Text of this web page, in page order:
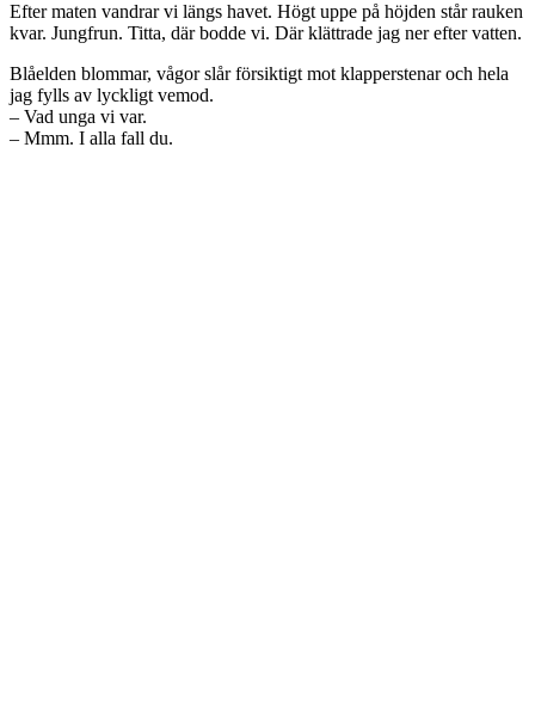
Efter maten vandrar vi längs havet. Högt uppe på höjden står rauken
kvar. Jungfrun. Titta, där bodde vi. Där klättrade jag ner efter vatten.
Blåelden blommar, vågor slår försiktigt mot klapperstenar och hela
jag fylls av lyckligt vemod.
– Vad unga vi var.
– Mmm. I alla fall du.